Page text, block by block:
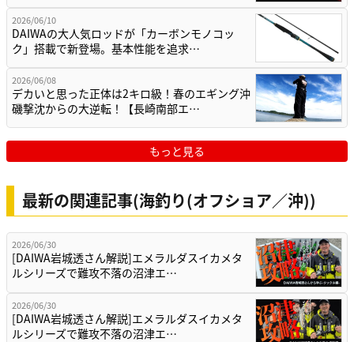
2026/06/10
DAIWAの大人気ロッドが「カーボンモノコッ
ク」搭載で新登場。基本性能を追求…
2026/06/08
デカいと思った正体は2キロ級！春のエギング沖
磯撃沈からの大逆転！【長崎南部エ…
もっと見る
最新の関連記事(海釣り(オフショア／沖))
2026/06/30
[DAIWA岩城透さん解説]エメラルダスイカメタ
ルシリーズで難攻不落の沼津エ…
2026/06/30
[DAIWA岩城透さん解説]エメラルダスイカメタ
ルシリーズで難攻不落の沼津エ…